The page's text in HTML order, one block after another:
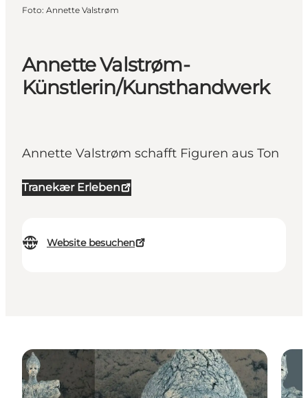
Annette Valstrøm-
Künstlerin/Kunsthandwerk
Annette Valstrøm schafft Figuren aus Ton
Tranekær Erleben
Website besuchen
Foto: Annette Valstrøm